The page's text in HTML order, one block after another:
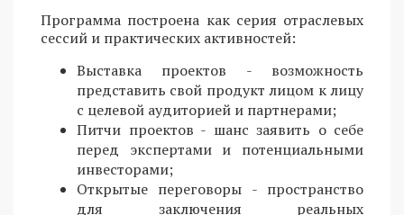
Программа построена как серия отраслевых
сессий и практических активностей:
Выставка проектов - возможность
представить свой продукт лицом к лицу
с целевой аудиторией и партнерами;
Питчи проектов - шанс заявить о себе
перед экспертами и потенциальными
инвесторами;
Открытые переговоры - пространство
для заключения реальных